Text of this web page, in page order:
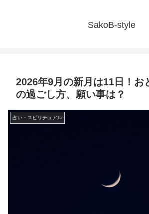
SakoB-style
2026年9月の新月は11日！お
の過ごし方、願い事は？
占い・スピリチュアル